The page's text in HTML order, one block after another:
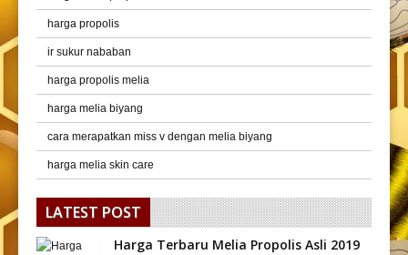
harga propolis
ir sukur nababan
harga propolis melia
harga melia biyang
cara merapatkan miss v dengan melia biyang
harga melia skin care
LATEST POST
Harga Terbaru Melia Propolis Asli 2019